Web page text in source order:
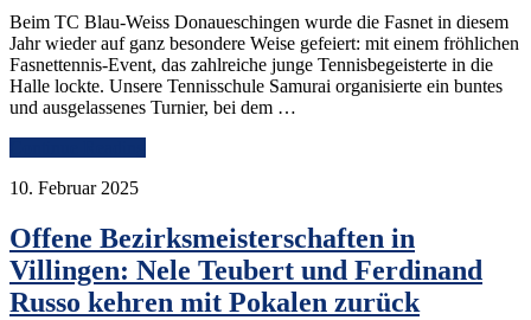
Beim TC Blau-Weiss Donaueschingen wurde die Fasnet in diesem
Jahr wieder auf ganz besondere Weise gefeiert: mit einem fröhlichen
Fasnettennis-Event, das zahlreiche junge Tennisbegeisterte in die
Halle lockte. Unsere Tennisschule Samurai organisierte ein buntes
und ausgelassenes Turnier, bei dem …
10. Februar 2025
Offene Bezirksmeisterschaften in
Villingen: Nele Teubert und Ferdinand
Russo kehren mit Pokalen zurück